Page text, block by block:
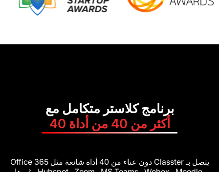
كلاستر متكامل مع
يتصل بـ Classter دون عناء من 40 أداة شائعة مثل Office 365